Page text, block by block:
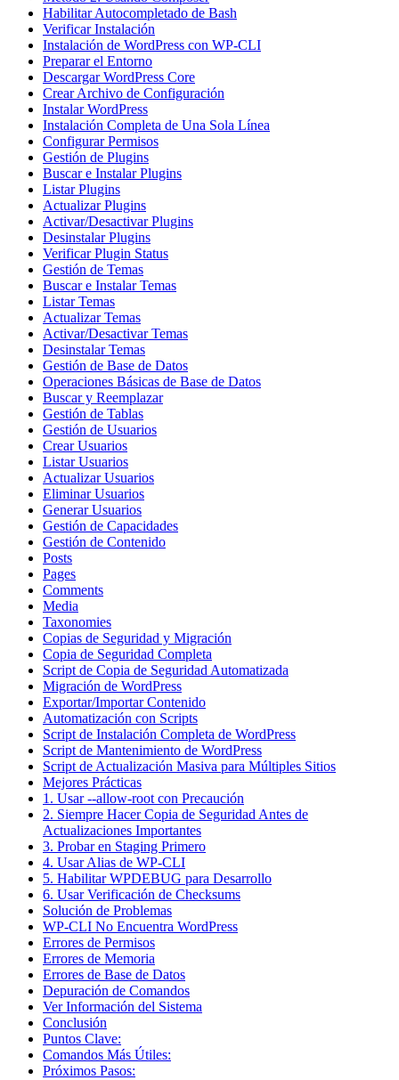
Habilitar Autocompletado de Bash
Verificar Instalación
Instalación de WordPress con WP-CLI
Preparar el Entorno
Descargar WordPress Core
Crear Archivo de Configuración
Instalar WordPress
Instalación Completa de Una Sola Línea
Configurar Permisos
Gestión de Plugins
Buscar e Instalar Plugins
Listar Plugins
Actualizar Plugins
Activar/Desactivar Plugins
Desinstalar Plugins
Verificar Plugin Status
Gestión de Temas
Buscar e Instalar Temas
Listar Temas
Actualizar Temas
Activar/Desactivar Temas
Desinstalar Temas
Gestión de Base de Datos
Operaciones Básicas de Base de Datos
Buscar y Reemplazar
Gestión de Tablas
Gestión de Usuarios
Crear Usuarios
Listar Usuarios
Actualizar Usuarios
Eliminar Usuarios
Generar Usuarios
Gestión de Capacidades
Gestión de Contenido
Posts
Pages
Comments
Media
Taxonomies
Copias de Seguridad y Migración
Copia de Seguridad Completa
Script de Copia de Seguridad Automatizada
Migración de WordPress
Exportar/Importar Contenido
Automatización con Scripts
Script de Instalación Completa de WordPress
Script de Mantenimiento de WordPress
Script de Actualización Masiva para Múltiples Sitios
Mejores Prácticas
1. Usar --allow-root con Precaución
2. Siempre Hacer Copia de Seguridad Antes de
Actualizaciones Importantes
3. Probar en Staging Primero
4. Usar Alias de WP-CLI
5. Habilitar WPDEBUG para Desarrollo
6. Usar Verificación de Checksums
Solución de Problemas
WP-CLI No Encuentra WordPress
Errores de Permisos
Errores de Memoria
Errores de Base de Datos
Depuración de Comandos
Ver Información del Sistema
Conclusión
Puntos Clave:
Comandos Más Útiles:
Próximos Pasos: